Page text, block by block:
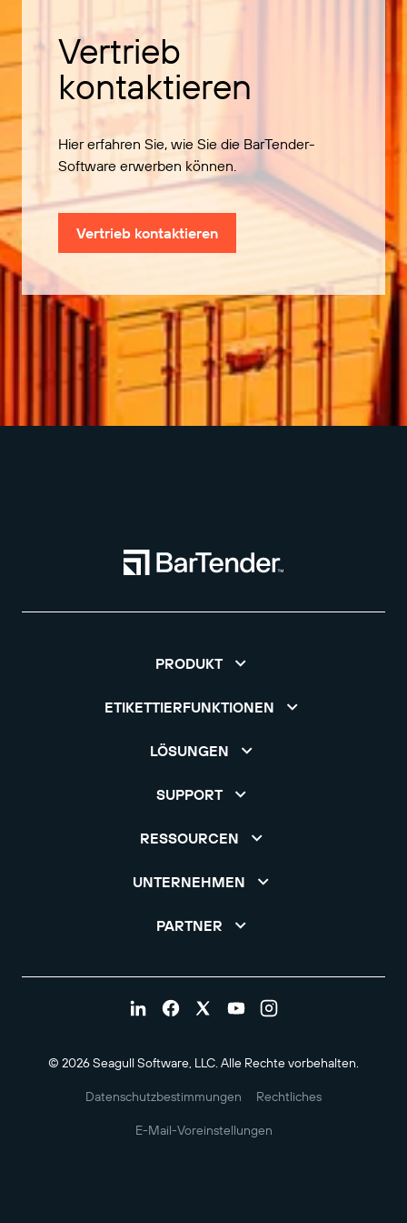
Vertrieb
kontaktieren
Hier erfahren Sie, wie Sie die BarTender-
Software erwerben können.
Vertrieb kontaktieren
PRODUKT
ETIKETTIERFUNKTIONEN
LÖSUNGEN
SUPPORT
RESSOURCEN
UNTERNEHMEN
PARTNER
© 2026 Seagull Software, LLC. Alle Rechte vorbehalten.
Datenschutzbestimmungen Rechtliches
E-Mail-Voreinstellungen